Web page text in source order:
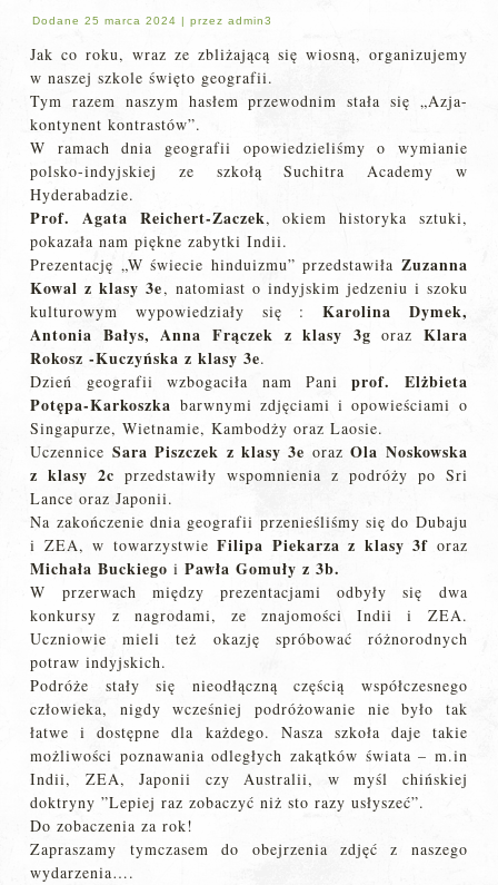
Dodane 25 marca 2024 |przez admin3
Jak co roku, wraz ze zbliżającą się wiosną, organizujemy
w naszej szkole święto geografii.
Tym razem naszym hasłem przewodnim stała się „Azja-
kontynent kontrastów”.
W ramach dnia geografii opowiedzieliśmy o wymianie
polsko-indyjskiej ze szkołą Suchitra Academy w
Hyderabadzie.
Prof. Agata Reichert-Zaczek, okiem historyka sztuki,
pokazała nam piękne zabytki Indii.
Prezentację „W świecie hinduizmu” przedstawiła Zuzanna
Kowal z klasy 3e, natomiast o indyjskim jedzeniu i szoku
kulturowym wypowiedziały się : Karolina Dymek,
Antonia Bałys, Anna Frączek z klasy 3goraz Klara
Rokosz -Kuczyńska z klasy 3e.
Dzień geografii wzbogaciła nam Paniprof. Elżbieta
Potępa-Karkoszka barwnymi zdjęciami i opowieściami o
Singapurze, Wietnamie, Kambodży oraz Laosie.
Uczennice Sara Piszczek z klasy 3e oraz Ola Noskowska
z klasy 2c przedstawiły wspomnienia z podróży po Sri
Lance oraz Japonii.
Na zakończenie dnia geografii przenieśliśmy się do Dubaju
i ZEA, w towarzystwieFilipa Piekarza z klasy 3f oraz
Michała Buckiego i Pawła Gomuły z 3b.
W przerwach między prezentacjami odbyły się dwa
konkursy z nagrodami, ze znajomości Indii i ZEA.
Uczniowie mieli też okazję spróbować różnorodnych
potraw indyjskich.
Podróże stały się nieodłączną częścią współczesnego
człowieka, nigdy wcześniej podróżowanie nie było tak
łatwe i dostępne dla każdego. Nasza szkoła daje takie
możliwości poznawania odległych zakątków świata – m.in
Indii, ZEA, Japonii czy Australii, w myśl chińskiej
doktryny ”Lepiej raz zobaczyć niż sto razy usłyszeć”.
Do zobaczenia za rok!
Zapraszamy tymczasem do obejrzenia zdjęć z naszego
wydarzenia….